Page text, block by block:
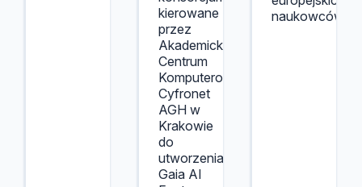
kierowane
przez
Akademickie
Centrum
Komputerowe
Cyfronet
AGH w
Krakowie
do
utworzenia
Gaia AI
naukowców.